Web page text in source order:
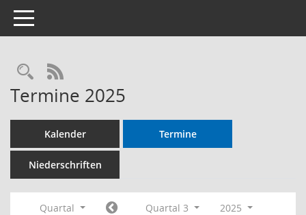
Toggle navigation
RSS-Feed
Termine 2025
Kalender Termine
Niederschriften
Quartal Quartal 3
2025